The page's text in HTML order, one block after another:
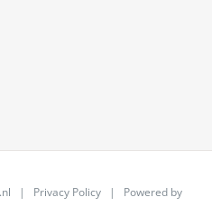
| Privacy Policy | Powered by